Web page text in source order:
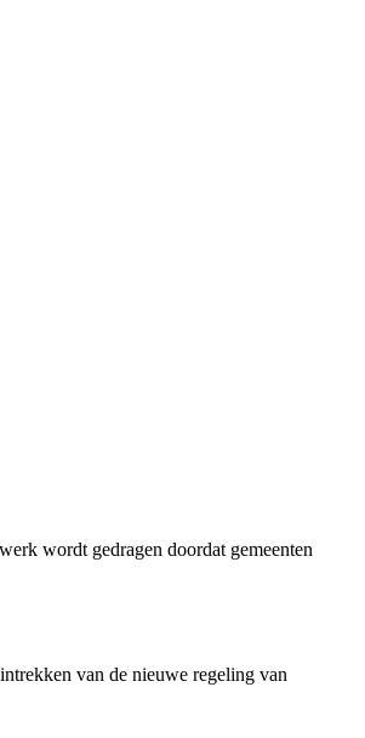
wordt gedragen doordat gemeenten
van de nieuwe regeling van